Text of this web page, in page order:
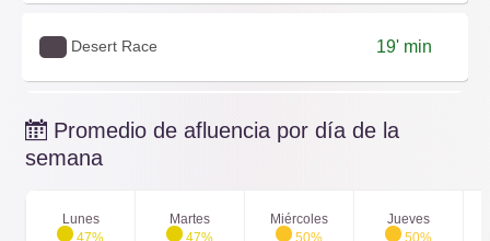
Desert Race 19' min
Big Loop 16' min
Promedio de afluencia por día de la
semana
Lunes
47%
Martes
47%
Miércoles
50%
Jueves
50%